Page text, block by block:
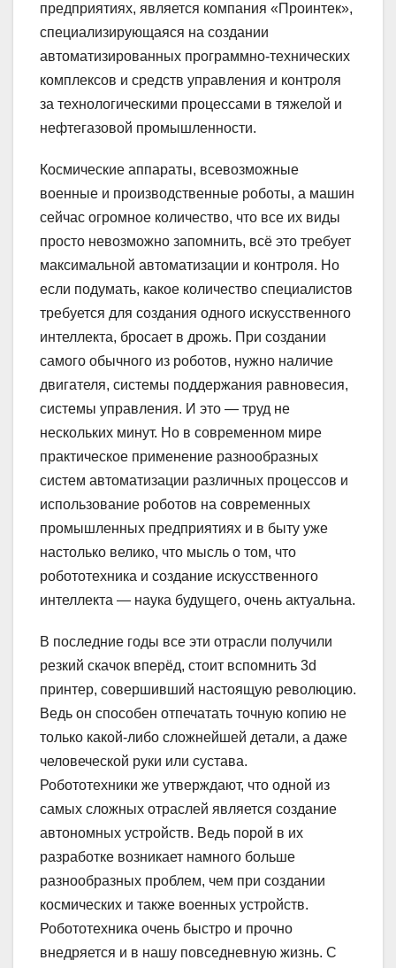
предприятиях, является компания «Проинтек»,
специализирующаяся на создании
автоматизированных программно-технических
комплексов и средств управления и контроля
за технологическими процессами в тяжелой и
нефтегазовой промышленности.
Космические аппараты, всевозможные
военные и производственные роботы, а машин
сейчас огромное количество, что все их виды
просто невозможно запомнить, всё это требует
максимальной автоматизации и контроля. Но
если подумать, какое количество специалистов
требуется для создания одного искусственного
интеллекта, бросает в дрожь. При создании
самого обычного из роботов, нужно наличие
двигателя, системы поддержания равновесия,
системы управления. И это — труд не
нескольких минут. Но в современном мире
практическое применение разнообразных
систем автоматизации различных процессов и
использование роботов на современных
промышленных предприятиях и в быту уже
настолько велико, что мысль о том, что
робототехника и создание искусственного
интеллекта — наука будущего, очень актуальна.
В последние годы все эти отрасли получили
резкий скачок вперёд, стоит вспомнить 3d
принтер, совершивший настоящую революцию.
Ведь он способен отпечатать точную копию не
только какой-либо сложнейшей детали, а даже
человеческой руки или сустава.
Робототехники же утверждают, что одной из
самых сложных отраслей является создание
автономных устройств. Ведь порой в их
разработке возникает намного больше
разнообразных проблем, чем при создании
космических и также военных устройств.
Робототехника очень быстро и прочно
внедряется и в нашу повседневную жизнь. С